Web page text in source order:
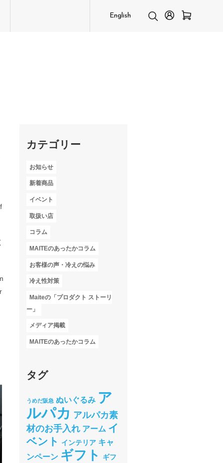
English
カテゴリー
お知らせ
新着商品
イベント
取扱い店
コラム
MAITEのあったかコラム
お客様の声・冷えの悩み
冷え性対策
Maiteの「プロダクト ストーリ
ー」
メディア掲載
MAITEのあったかコラム
タグ
うめだ阪急 ぬいぐるみ ア
ルパカ アルパカ素
材のお手入れ アーム イ
ベント
インテリア キャ
ンペーン ギフト
ギフ